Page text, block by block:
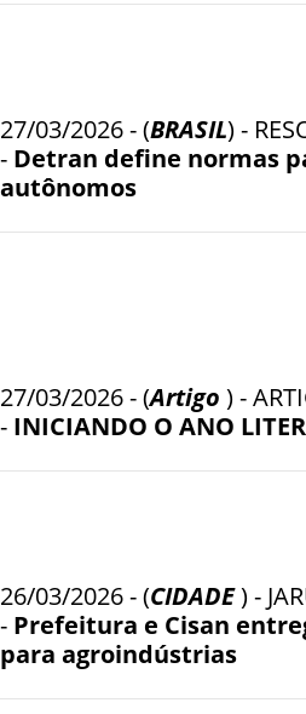
27/03/2026 - (BRASIL) -
- Detran define normas
autônomos
27/03/2026 - (Artigo ) -
- INICIANDO O ANO
26/03/2026 - (CIDADE) -
- Prefeitura e Cisan
para agroindústrias